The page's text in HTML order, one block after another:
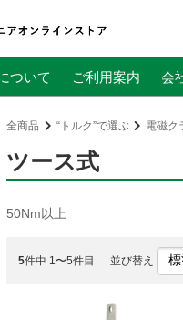
ついて ご利用案内 会
全商品 “トルク”で選ぶ 電磁ク
ツース式
50Nm以上
5件中 1〜5件目 並び替え